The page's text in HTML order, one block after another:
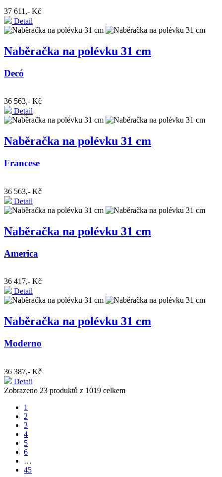
37 611,- Kč
Detail
Naběračka na polévku 31 cm
Decó
36 563,- Kč
Detail
Naběračka na polévku 31 cm
Francese
36 563,- Kč
Detail
Naběračka na polévku 31 cm
America
36 417,- Kč
Detail
Naběračka na polévku 31 cm
Moderno
36 387,- Kč
Detail
Zobrazeno 23 produktů z 1019 celkem
1
2
3
4
5
6
…
45